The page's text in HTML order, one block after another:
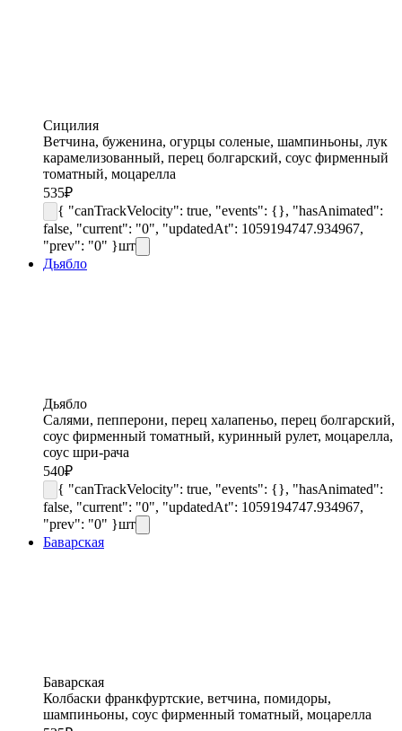
Сицилия
Ветчина, буженина, огурцы соленые, шампиньоны, лук
карамелизованный, перец болгарский, соус фирменный
томатный, моцарелла
535₽
{ "canTrackVelocity": true, "events": {}, "hasAnimated":
false, "current": "0", "updatedAt": 1059194747.934967,
"prev": "0" }шт
Дьябло
Дьябло
Салями, пепперони, перец халапеньо, перец болгарский,
соус фирменный томатный, куринный рулет, моцарелла,
соус шри-рача
540₽
{ "canTrackVelocity": true, "events": {}, "hasAnimated":
false, "current": "0", "updatedAt": 1059194747.934967,
"prev": "0" }шт
Баварская
Баварская
Колбаски франкфуртские, ветчина, помидоры,
шампиньоны, соус фирменный томатный, моцарелла